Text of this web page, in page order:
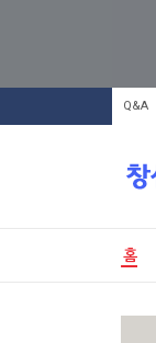
Q&A
홈